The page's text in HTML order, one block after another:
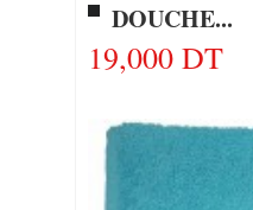
DOUCHE...
19,000 DT